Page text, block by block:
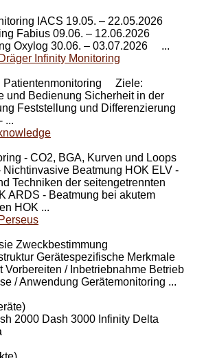
IACS 19.05. – 22.05.2026
Fabius 09.06. – 12.06.2026
Oxylog 30.06. – 03.07.2026 ...
Infinity Monitoring
Patientenmonitoring Ziele:
und Bedienung Sicherheit in der
Feststellung und Differenzierung
...
- CO2, BGA, Kurven und Loops
Nichtinvasive Beatmung HOK ELV -
Techniken der seitengetrennten
ARDS - Beatmung bei akutem
HOK ...
Zweckbestimmung
Gerätespezifische Merkmale
Vorbereiten / Inbetriebnahme Betrieb
/ Anwendung Gerätemonitoring ...
2000 Dash 3000 Infinity Delta